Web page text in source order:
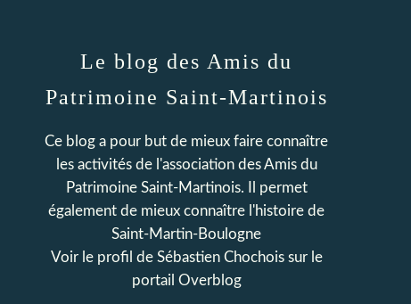
Le blog des Amis du
Patrimoine Saint-Martinois
Ce blog a pour but de mieux faire connaître
les activités de l'association des Amis du
Patrimoine Saint-Martinois. Il permet
également de mieux connaître l'histoire de
Saint-Martin-Boulogne
Voir le profil de Sébastien Chochoissur le
portail Overblog